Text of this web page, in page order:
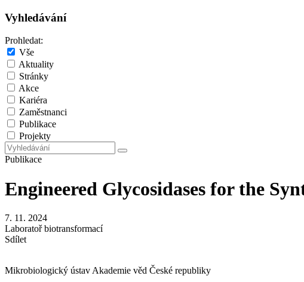
Vyhledávání
Prohledat:
Vše
Aktuality
Stránky
Akce
Kariéra
Zaměstnanci
Publikace
Projekty
Publikace
Engineered Glycosidases for the
7. 11. 2024
Laboratoř biotransformací
Sdílet
Mikrobiologický ústav Akademie věd České republiky